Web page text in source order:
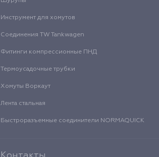
Инструмент для хомутов
Соединения TW Tankwagen
Фитинги компрессионные ПНД
Термоусадочные трубки
Хомуты Воркаут
Лента стальная
Быстроразъемные соединители NORMAQUICK